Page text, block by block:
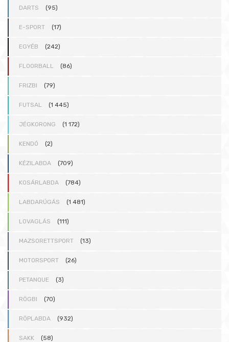
DARTS (95)
E-SPORT (17)
EGYÉB (242)
FLOORBALL (86)
FRIZBI (79)
FUTSAL (1 445)
JÉGKORONG (1 172)
KENDÓ (2)
KÉZILABDA (709)
KOSÁRLABDA (784)
LABDARÚGÁS (1 481)
LOVAGLÁS (111)
MAZSORETTSPORT (13)
MOTORSPORT (26)
PETANQUE (3)
RÖGBI (70)
RÖPLABDA (932)
SAKK (58)